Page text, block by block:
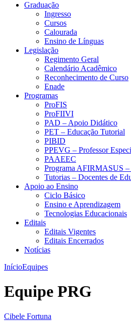
Graduação
Ingresso
Cursos
Calourada
Ensino de Línguas
Legislação
Regimento Geral
Calendário Acadêmico
Reconhecimento de Curso
Enade
Programas
ProFIS
ProFIIVI
PAD – Apoio Didático
PET – Educação Tutorial
PIBID
PPEVG – Professor
PAAEEC
Programa AFIRMASUS
Tutorias – Docentes de
Apoio ao Ensino
Ciclo Básico
Ensino e Aprendizagem
Tecnologias Educacionais
Editais
Editais Vigentes
Editais Encerrados
Notícias
InícioEquipes
Equipe PRG
Cibele Fortuna